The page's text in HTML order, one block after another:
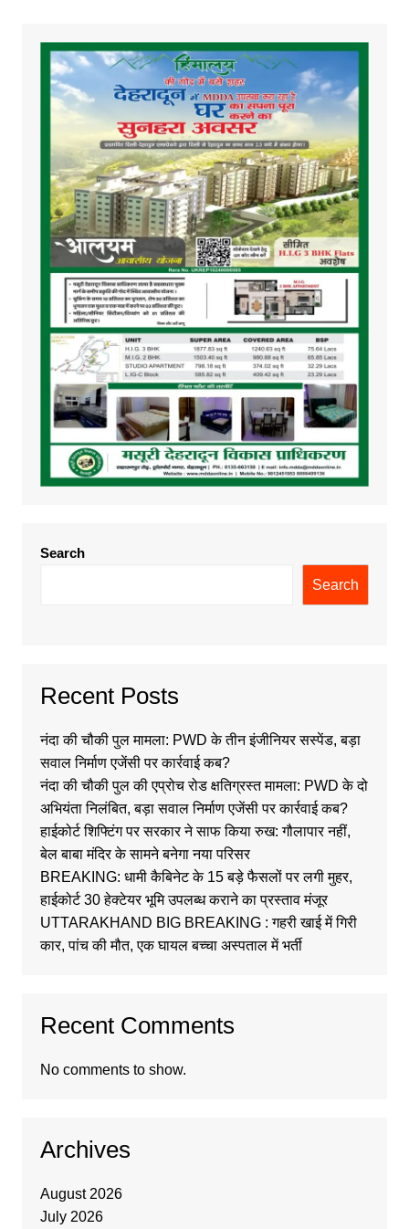
Search
Search
Recent Posts
नंदा की चौकी पुल मामला: PWD के तीन इंजीनियर सस्पेंड, बड़ा
सवाल निर्माण एजेंसी पर कार्रवाई कब?
नंदा की चौकी पुल की एप्रोच रोड क्षतिग्रस्त मामला: PWD के दो
अभियंता निलंबित, बड़ा सवाल निर्माण एजेंसी पर कार्रवाई कब?
हाईकोर्ट शिफ्टिंग पर सरकार ने साफ किया रुख: गौलापार नहीं,
बेल बाबा मंदिर के सामने बनेगा नया परिसर
BREAKING: धामी कैबिनेट के 15 बड़े फैसलों पर लगी मुहर,
हाईकोर्ट 30 हेक्टेयर भूमि उपलब्ध कराने का प्रस्ताव मंजूर
UTTARAKHAND BIG BREAKING : गहरी खाई में गिरी
कार, पांच की मौत, एक घायल बच्चा अस्पताल में भर्ती
Recent Comments
No comments to show.
Archives
August 2026
July 2026